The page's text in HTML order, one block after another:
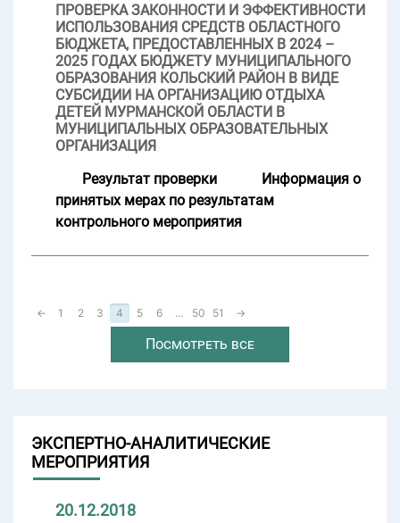
ПРОВЕРКА ЗАКОННОСТИ И ЭФФЕКТИВНОСТИ
ИСПОЛЬЗОВАНИЯ СРЕДСТВ ОБЛАСТНОГО
БЮДЖЕТА, ПРЕДОСТАВЛЕННЫХ В 2024 –
2025 ГОДАХ БЮДЖЕТУ МУНИЦИПАЛЬНОГО
ОБРАЗОВАНИЯ КОЛЬСКИЙ РАЙОН В ВИДЕ
СУБСИДИИ НА ОРГАНИЗАЦИЮ ОТДЫХА
ДЕТЕЙ МУРМАНСКОЙ ОБЛАСТИ В
МУНИЦИПАЛЬНЫХ ОБРАЗОВАТЕЛЬНЫХ
ОРГАНИЗАЦИЯ
Результат проверки
Информация о
принятых мерах по результатам
контрольного мероприятия
← 1 2 3 4 5 6 ... 50 51 →
Посмотреть все
ЭКСПЕРТНО-АНАЛИТИЧЕСКИЕ
МЕРОПРИЯТИЯ
20.12.2018